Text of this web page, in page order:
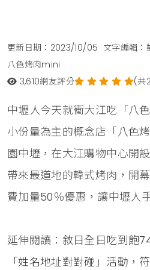
更新日期：2023/10/05 文字編輯
八色烤肉mini
3,610網友評分 (共
中壢人今天就衝大江吃「八
小份量為主的概念店「八色
園中壢，在大江購物中心開
帶來最道地的韓式烤肉，開
費加量50％優惠，讓中壢人
延伸閱讀： 敘日全日吃到飽
「姓名地址對對碰」活動，